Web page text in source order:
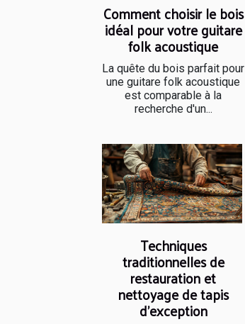
Comment choisir le bois
idéal pour votre guitare
folk acoustique
La quête du bois parfait pour
une guitare folk acoustique
est comparable à la
recherche d'un...
Techniques
traditionnelles de
restauration et
nettoyage de tapis
d'exception